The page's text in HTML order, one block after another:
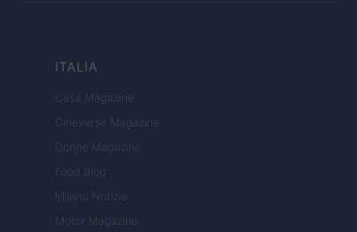
ITALIA
Casa Magazine
Cineverse Magazine
Donne Magazine
Food Blog
Milano Notizie
Motor Magazine